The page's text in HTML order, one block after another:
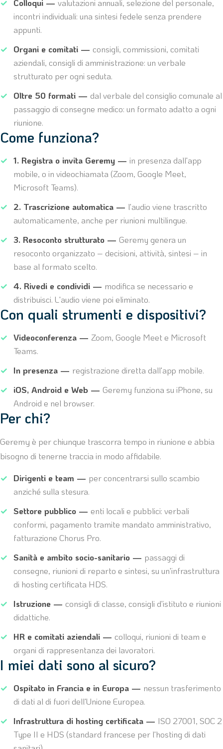
Colloqui —valutazioni annuali, selezione del personale,
incontri individuali: una sintesi fedele senza prendere
appunti.
Organi e comitati — consigli, commissioni, comitati
aziendali, consigli di amministrazione: un verbale
strutturato per ogni seduta.
Oltre 50 formati — dal verbale del consiglio comunale al
passaggio di consegne medico: un formato adatto a ogni
riunione.
Come funziona?
1. Registra o invita Geremy — in presenza dall'app
mobile, o in videochiamata (Zoom, Google Meet,
Microsoft Teams).
2. Trascrizione automatica — l'audio viene trascritto
automaticamente, anche per riunioni multilingue.
3. Resoconto strutturato — Geremy genera un
resoconto organizzato – decisioni, attività, sintesi – in
base al formato scelto.
4. Rivedi e condividi — modifica se necessario e
distribuisci. L'audio viene poi eliminato.
Con quali strumenti e dispositivi?
Videoconferenza — Zoom, Google Meet e Microsoft
Teams.
In presenza — registrazione diretta dall'app mobile.
iOS, Android e Web — Geremy funziona su iPhone, su
Android e nel browser.
Per chi?
Geremy è per chiunque trascorra tempo in riunione e abbia
bisogno di tenerne traccia in modo affidabile.
Dirigenti e team — per concentrarsi sullo scambio
anziché sulla stesura.
Settore pubblico — enti locali e pubblici: verbali
conformi, pagamento tramite mandato amministrativo,
fatturazione Chorus Pro.
Sanità e ambito socio-sanitario — passaggi di
consegne, riunioni di reparto e sintesi, su un'infrastruttura
di hosting certificata HDS.
Istruzione — consigli di classe, consigli d'istituto e riunioni
didattiche.
HR e comitati aziendali — colloqui, riunioni di team e
organi di rappresentanza dei lavoratori.
I miei dati sono al sicuro?
Ospitato in Francia e in Europa — nessun trasferimento
di dati al di fuori dell'Unione Europea.
Infrastruttura di hosting certificata — ISO 27001, SOC 2
Type II e HDS (standard francese per l'hosting di dati